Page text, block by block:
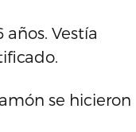
Vestía
se hicieron